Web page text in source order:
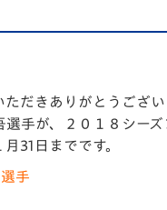
ラリー
V-EXPRESS
ォーム入場）
だきありがとうござい
手が、２０１８シー
31日までです。
選手